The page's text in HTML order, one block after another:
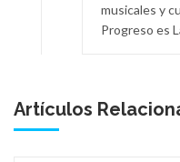
musicales y
Progreso es
Artículos